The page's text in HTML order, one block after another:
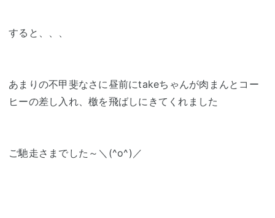
すると、、、
あまりの不甲斐なさに昼前にtakeちゃんが肉まんとコー
ヒーの差し入れ、檄を飛ばしにきてくれました
ご馳走さまでした～＼(^o^)／